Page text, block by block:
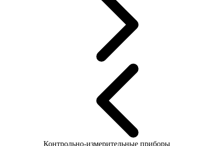
Контрольно-измерительные приборы